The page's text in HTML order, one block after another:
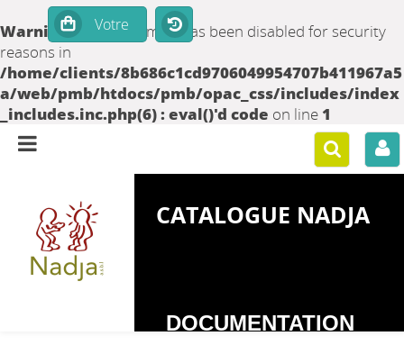
Warning: set_time_limit() has been disabled for security
reasons in
/home/clients/8b686c1cd9706049954707b411967a5
a/web/pmb/htdocs/pmb/opac_css/includes/index
_includes.inc.php(6) : eval()'d code on line 1
CATALOGUE NADJA
DOCUMENTATION